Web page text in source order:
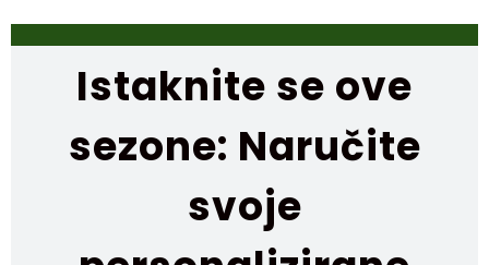
Istaknite se ove
sezone: Naručite
svoje